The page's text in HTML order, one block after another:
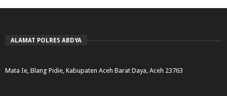
ALAMAT POLRES ABDYA
Mata Ie, Blang Pidie, Kabupaten Aceh Barat Daya, Aceh 23763